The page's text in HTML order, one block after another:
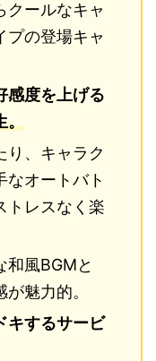
クールなキャ
プの登場キャ
感度を上げる
。
り、キャラク
なオートバト
トレスなく楽
和風BGMと
魅力的。
キするサービ